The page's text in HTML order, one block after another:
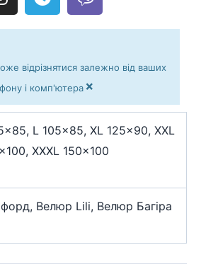
r
e
g
r
a
m
i
відрізнятися залежно від ваших
і комп'ютера ×
L 105×85, XL 125×90, XXL
XXXL 150×100
Велюр Lili, Велюр Багіра